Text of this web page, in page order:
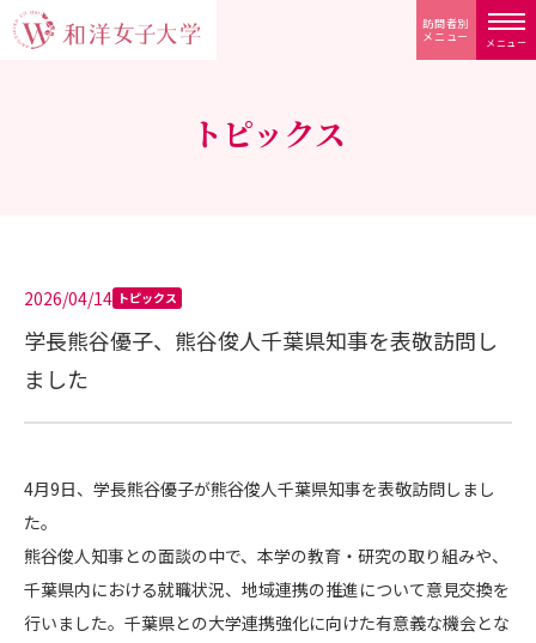
メニュー
訪問者別
メニュー
トピックス
2026/04/14 トピックス
学長熊谷優子、熊谷俊人千葉県知事を表敬訪問し
ました
4月9日、学長熊谷優子が熊谷俊人千葉県知事を表敬訪問しまし
た。
熊谷俊人知事との面談の中で、本学の教育・研究の取り組みや、
千葉県内における就職状況、地域連携の推進について意見交換を
行いました。千葉県との大学連携強化に向けた有意義な機会とな